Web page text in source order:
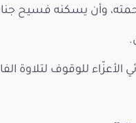
وأن يسكنه فسيح
الأعزّاء للوقوف لتلاوة